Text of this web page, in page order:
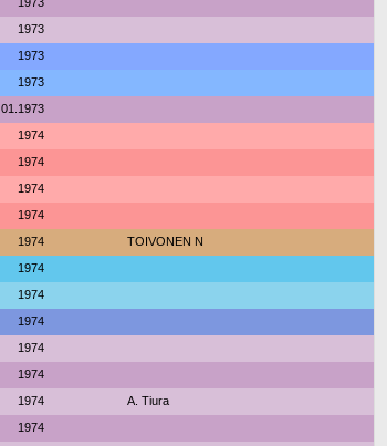
1973
1973
1973
01.1973
1974
1974
1974
1974
1974 TOIVONEN N
1974
1974
1974
1974
1974
1974 A. Tiura
1974